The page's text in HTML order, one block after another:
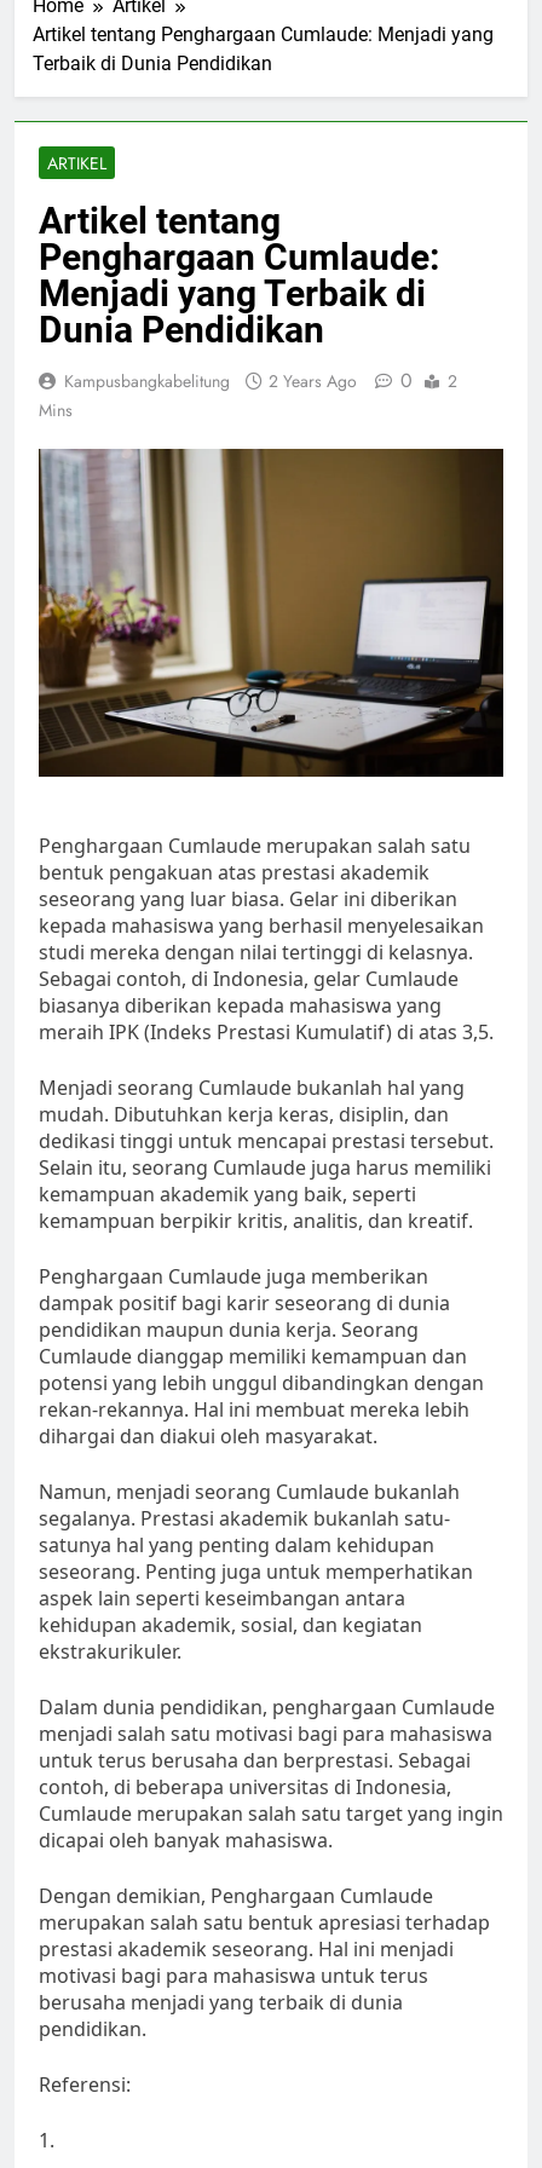
Home
Artikel
Artikel tentang Penghargaan Cumlaude: Menjadi yang
Terbaik di Dunia Pendidikan
ARTIKEL
Artikel tentang
Penghargaan Cumlaude:
Menjadi yang Terbaik di
Dunia Pendidikan
Kampusbangkabelitung 2 Years Ago 0
2
Mins
Penghargaan Cumlaude merupakan salah satu
bentuk pengakuan atas prestasi akademik
seseorang yang luar biasa. Gelar ini diberikan
kepada mahasiswa yang berhasil menyelesaikan
studi mereka dengan nilai tertinggi di kelasnya.
Sebagai contoh, di Indonesia, gelar Cumlaude
biasanya diberikan kepada mahasiswa yang
meraih IPK (Indeks Prestasi Kumulatif) di atas 3,5.
Menjadi seorang Cumlaude bukanlah hal yang
mudah. Dibutuhkan kerja keras, disiplin, dan
dedikasi tinggi untuk mencapai prestasi tersebut.
Selain itu, seorang Cumlaude juga harus memiliki
kemampuan akademik yang baik, seperti
kemampuan berpikir kritis, analitis, dan kreatif.
Penghargaan Cumlaude juga memberikan
dampak positif bagi karir seseorang di dunia
pendidikan maupun dunia kerja. Seorang
Cumlaude dianggap memiliki kemampuan dan
potensi yang lebih unggul dibandingkan dengan
rekan-rekannya. Hal ini membuat mereka lebih
dihargai dan diakui oleh masyarakat.
Namun, menjadi seorang Cumlaude bukanlah
segalanya. Prestasi akademik bukanlah satu-
satunya hal yang penting dalam kehidupan
seseorang. Penting juga untuk memperhatikan
aspek lain seperti keseimbangan antara
kehidupan akademik, sosial, dan kegiatan
ekstrakurikuler.
Dalam dunia pendidikan, penghargaan Cumlaude
menjadi salah satu motivasi bagi para mahasiswa
untuk terus berusaha dan berprestasi. Sebagai
contoh, di beberapa universitas di Indonesia,
Cumlaude merupakan salah satu target yang ingin
dicapai oleh banyak mahasiswa.
Dengan demikian, Penghargaan Cumlaude
merupakan salah satu bentuk apresiasi terhadap
prestasi akademik seseorang. Hal ini menjadi
motivasi bagi para mahasiswa untuk terus
berusaha menjadi yang terbaik di dunia
pendidikan.
Referensi:
1.